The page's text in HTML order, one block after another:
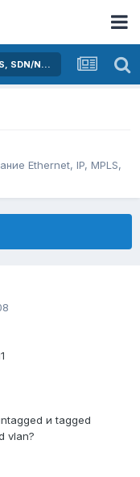
Активное оборудование Ethernet, IP, MPLS, SDN/NFV...
Ethernet, IP, MPLS,
и tagged
vlan?